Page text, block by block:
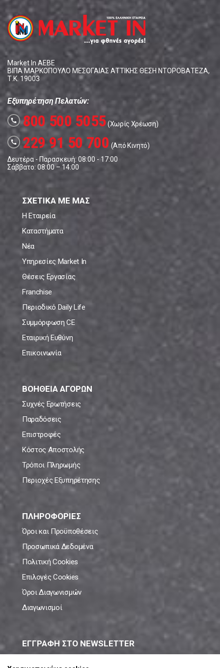
Market In ΑΕΒΕ
ΒΙΠΑ ΜΑΡΚΟΠΟΥΛΟ ΜΕΣΟΓΑΙΑΣ ΑΤΤΙΚΗΣ ΘΕΣΗ ΝΤΟΡΟΒΑΤΕΖΑ,
Τ.Κ. 19003
Εξυπηρέτηση Πελατών:
call 800 500 5055(Χωρίς Χρέωση)
call 229 91 50 700 (Από Κινητό)
Δευτέρα - Παρασκευή: 08:00 - 17:00
Σάββατο: 08:00 – 14:00
ΣΧΕΤΙΚΑ ΜΕ ΜΑΣ
Η Εταιρεία
Καταστήματα
Νέα
Υπηρεσίες Market In
Θέσεις Εργασίας
Franchise
Περιοδικό Daily Life
Συμμόρφωση CE
Εταιρική Ευθύνη
Επικοινωνία
ΒΟΗΘΕΙΑ ΑΓΟΡΩΝ
Συχνές Ερωτήσεις
Παραδόσεις
Επιστροφές
Κόστος Αποστολής
Τρόποι Πληρωμής
Περιοχές Εξυπηρέτησης
ΠΛΗΡΟΦΟΡΙΕΣ
Όροι και Προϋποθέσεις
Προσωπικά Δεδομένα
Πολιτική Cookies
Επιλογές Cookies
Όροι Διαγωνισμών
Διαγωνισμοί
ΕΓΓΡΑΦΗ ΣΤΟ NEWSLETTER